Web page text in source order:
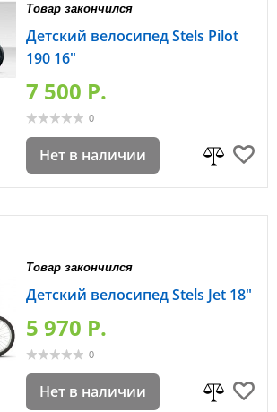
Товар закончился
Детский велосипед Stels Pilot
190 16"
7 500 P.
0
Нет в наличии
Товар закончился
Детский велосипед Stels Jet 18"
5 970 P.
0
Нет в наличии